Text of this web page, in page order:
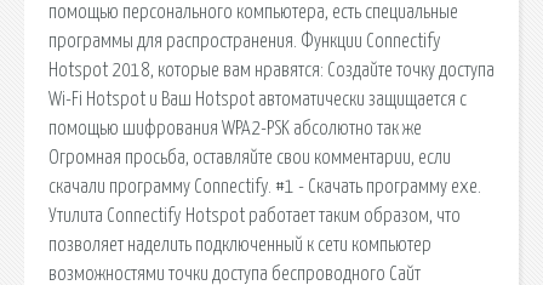
помощью персонального компьютера, есть специальные
программы для распространения. Функции Connectify
Hotspot 2018, которые вам нравятся: Создайте точку доступа
Wi-Fi Hotspot и Ваш Hotspot автоматически защищается с
помощью шифрования WPA2-PSK абсолютно так же
Огромная просьба, оставляйте свои комментарии, если
скачали программу Connectify. #1 - Скачать программу exe.
Утилита Connectify Hotspot работает таким образом, что
позволяет наделить подключенный к сети компьютер
возможностями точки доступа беспроводного Сайт